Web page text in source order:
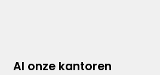
Al onze kantoren